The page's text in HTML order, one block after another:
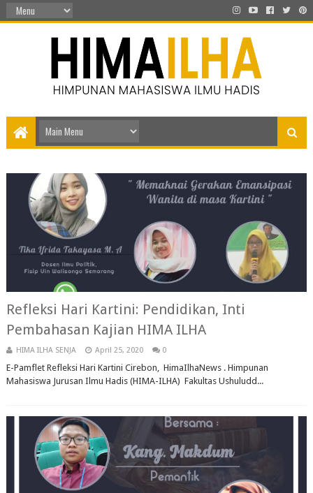
Refleksi Hari Kartini: Pendidikan, Inti
Pembahasan Kajian HIMA ILHA
HIMA ILHA SENJA April 25, 2020 0
E-Pamflet Refleksi Hari Kartini Cirebon, HimaIlhaNews . Himpunan
Mahasiswa Jurusan Ilmu Hadis (HIMA-ILHA) Fakultas Ushuludd...